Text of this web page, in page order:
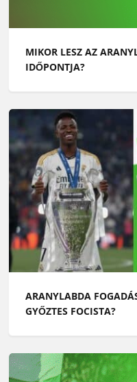
MIKOR LESZ AZ
IDŐPONTJA?
ARANYLABDA
GYŐZTES FOCISTA?